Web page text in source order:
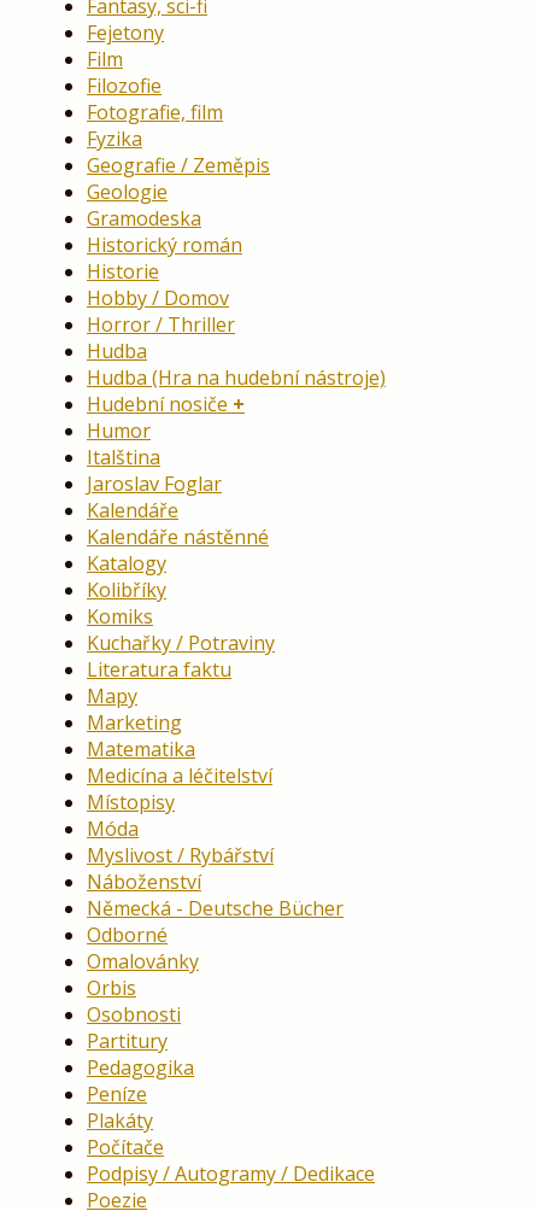
Fantasy, sci-fi
Fejetony
Film
Filozofie
Fotografie, film
Fyzika
Geografie / Zeměpis
Geologie
Gramodeska
Historický román
Historie
Hobby / Domov
Horror / Thriller
Hudba
Hudba (Hra na hudební nástroje)
Hudební nosiče
Humor
Italština
Jaroslav Foglar
Kalendáře
Kalendáře nástěnné
Katalogy
Kolibříky
Komiks
Kuchařky / Potraviny
Literatura faktu
Mapy
Marketing
Matematika
Medicína a léčitelství
Místopisy
Móda
Myslivost / Rybářství
Náboženství
Německá - Deutsche Bücher
Odborné
Omalovánky
Orbis
Osobnosti
Partitury
Pedagogika
Peníze
Plakáty
Počítače
Podpisy / Autogramy / Dedikace
Poezie